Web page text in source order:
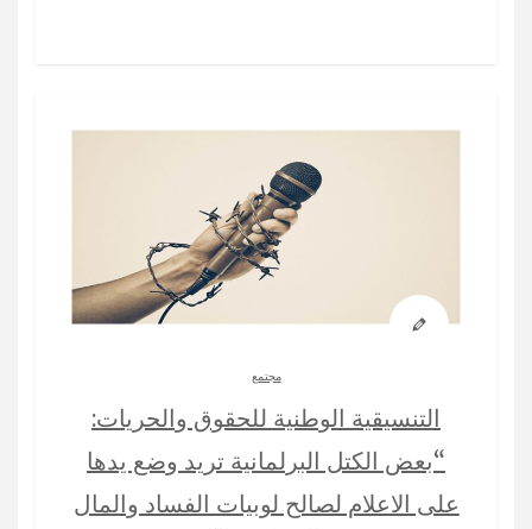
مجتمع
التنسيقية الوطنية للحقوق والحريات:
“بعض الكتل البرلمانية تريد وضع يدها
على الاعلام لصالح لوبيات الفساد والمال